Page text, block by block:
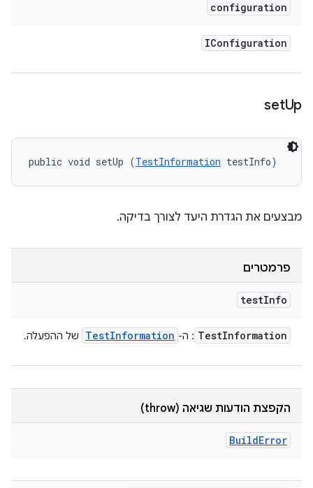
configuration
IConfiguration
setUp
public void setUp (TestInformation testInfo)
מבצעים את הגדרת היעד לצורך בדיקה.
פרמטרים
testInfo
TestInformation : ה- TestInformation של ההפעלה.
הקפצת הודעות שגיאה (throw)
BuildError